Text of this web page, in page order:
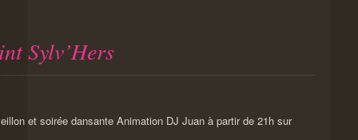
Sylv’Hers
et soirée dansante Animation DJ Juan à partir de 21h sur